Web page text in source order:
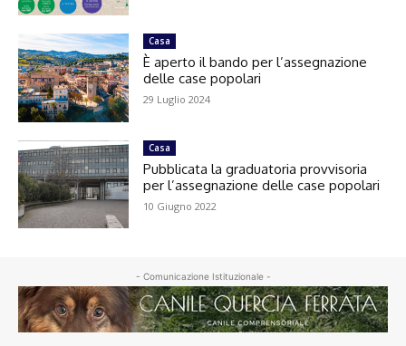
Casa
È aperto il bando per l’assegnazione
delle case popolari
29 Luglio 2024
Casa
Pubblicata la graduatoria provvisoria
per l’assegnazione delle case popolari
10 Giugno 2022
- Comunicazione Istituzionale -